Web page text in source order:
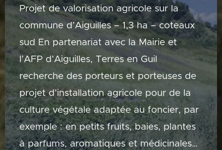
Projet de valorisation agricole sur la
commune d’Aiguilles – 1,3 ha – coteaux
sud En partenariat avec la Mairie et
l’AFP d’Aiguilles, Terres en Guil
recherche des porteurs et porteuses de
projet d’installation agricole pour de la
culture végétale adaptée au foncier, par
exemple : en petits fruits, baies, plantes
à parfums, aromatiques et médicinales…